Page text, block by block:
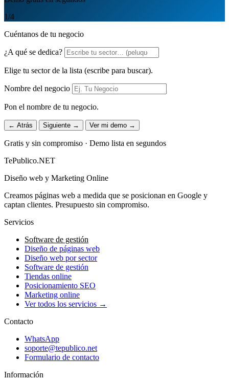
1/4
Cuéntanos de tu negocio
¿A qué se dedica?
Elige tu sector de la lista (escribe para buscar).
Nombre del negocio
Pon el nombre de tu negocio.
← Atrás Siguiente → Ver mi demo →
Gratis y sin compromiso · Demo lista en segundos
TePublico.NET
Diseño web y Marketing Online
Creamos páginas web a medida que se posicionan en Google y
captan clientes. Presupuesto sin compromiso.
Servicios
Software de gestión
Diseño de páginas web
Diseño web por sector
Software de gestión
Tiendas online
Posicionamiento SEO
Marketing online
Ver todos los servicios →
Contacto
WhatsApp
soporte@tepublico.net
Formulario de contacto
Información